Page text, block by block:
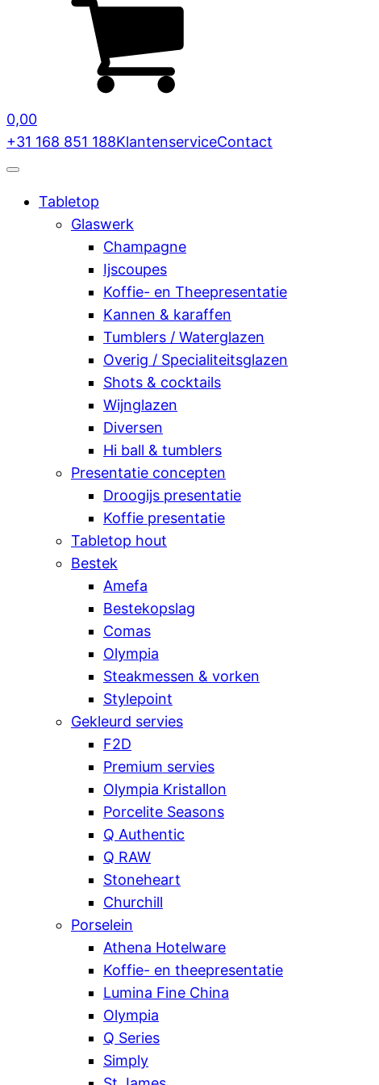
0,00
+31 168 851 188KlantenserviceContact
Tabletop
Glaswerk
Champagne
Ijscoupes
Koffie- en Theepresentatie
Kannen & karaffen
Tumblers / Waterglazen
Overig / Specialiteitsglazen
Shots & cocktails
Wijnglazen
Diversen
Hi ball & tumblers
Presentatie concepten
Droogijs presentatie
Koffie presentatie
Tabletop hout
Bestek
Amefa
Bestekopslag
Comas
Olympia
Steakmessen & vorken
Stylepoint
Gekleurd servies
F2D
Premium servies
Olympia Kristallon
Porcelite Seasons
Q Authentic
Q RAW
Stoneheart
Churchill
Porselein
Athena Hotelware
Koffie- en theepresentatie
Lumina Fine China
Olympia
Q Series
Simply